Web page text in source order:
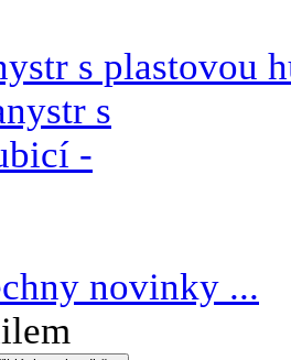
s plastovou
novinky ...